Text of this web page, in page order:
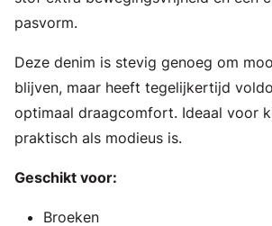
pasvorm.
Deze denim is stevig genoeg om
blijven, maar heeft tegelijkertijd
optimaal draagcomfort. Ideaal voor
praktisch als modieus is.
Geschikt voor:
Broeken